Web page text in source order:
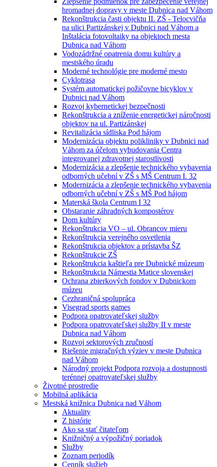
hromadnej dopravy v meste Dubnica nad Váhom
Rekonštrukcia časti objektu II. ZŠ - Telocvičňa
na ulici Partizánskej v Dubnici nad Váhom a
Inštalácia fotovoltaiky na objektoch mesta
Dubnica nad Váhom
Vodozádržné opatrenia domu kultúry a
mestského úradu
Moderné technológie pre moderné mesto
Cyklotrasa
Systém automatickej požičovne bicyklov v
Dubnici nad Váhom
Rozvoj kybernetickej bezpečnosti
Rekonštrukcia a zníženie energetickej náročnosti
objektov na ul. Partizánskej
Revitalizácia sídliska Pod hájom
Modernizácia objektu polikliniky v Dubnici nad
Váhom za účelom vybudovania Centra
integrovanej zdravotnej starostlivosti
Modernizácia a zlepšenie technického vybavenia
odborných učební v ZŠ s MŠ Centrum I. 32
Modernizácia a zlepšenie technického vybavenia
odborných učební v ZŠ s MŠ Pod hájom
Materská škola Centrum I 32
Obstaranie záhradných kompostérov
Dom kultúry
Rekonštrukcia VO – ul. Obrancov mieru
Rekonštrukcia verejného osvetlenia
Rekonštrukcia objektov a prístavba ŠZ
Rekonštrukcie ZŠ
Rekonštrukcia kaštieľa pre Dubnické múzeum
Rekonštrukcia Námestia Matice slovenskej
Ochrana zbierkových fondov v Dubnickom
múzeu
Cezhraničná spolupráca
Visegrad sports games
Podpora opatrovateľskej služby
Podpora opatrovateľskej služby II v meste
Dubnica nad Váhom
Rozvoj sektorových zručností
Riešenie migračných výziev v meste Dubnica
nad Váhom
Národný projekt Podpora rozvoja a dostupnosti
terénnej opatrovateľskej služby
Životné prostredie
Mobilná aplikácia
Mestská knižnica Dubnica nad Váhom
Aktuality
Z histórie
Ako sa stať čitateľom
Knižničný a výpožičný poriadok
Služby
Zoznam periodík
Cenník služieb